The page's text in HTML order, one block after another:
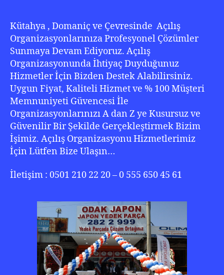
Kütahya , Domaniç ve Çevresinde Açılış
Organizasyonlarınıza Profesyonel Çözümler
Sunmaya Devam Ediyoruz. Açılış
Organizasyonunda İhtiyaç Duyduğunuz
Hizmetler İçin Bizden Destek Alabilirsiniz.
Uygun Fiyat, Kaliteli Hizmet ve % 100 Müşteri
Memnuniyeti Güvencesi İle
Organizasyonlarınızı A dan Z ye Kusursuz ve
Güvenilir Bir Şekilde Gerçekleştirmek Bizim
İşimiz. Açılış Organizasyonu Hizmetlerimiz
İçin Lütfen Bize Ulaşın…
İletişim : 0501 210 22 20 – 0 555 650 45 61